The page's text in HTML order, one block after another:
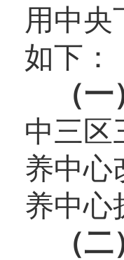
用中央
如下：
（一
中三区
养中心
养中心
（二